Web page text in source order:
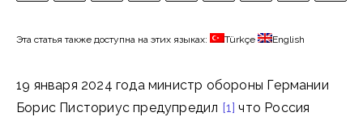
Эта статья также доступна на этих языках: Türkçe English
19 января 2024 года министр обороны Германии
Борис Писториус предупредил [1] что Россия